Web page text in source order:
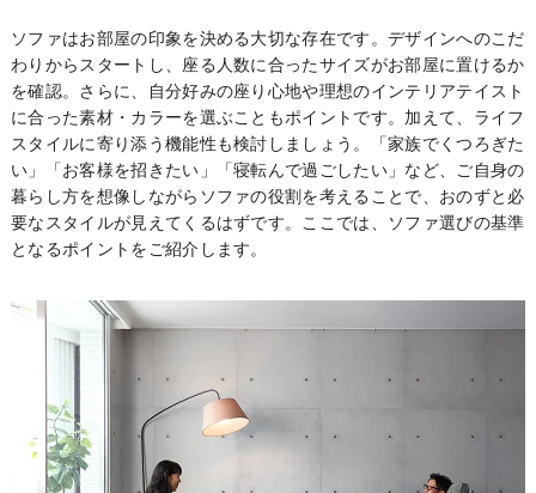
ソファはお部屋の印象を決める大切な存在です。デザインへのこだ
わりからスタートし、座る人数に合ったサイズがお部屋に置けるか
を確認。さらに、自分好みの座り心地や理想のインテリアテイスト
に合った素材・カラーを選ぶこともポイントです。加えて、ライフ
スタイルに寄り添う機能性も検討しましょう。「家族でくつろぎた
い」「お客様を招きたい」「寝転んで過ごしたい」など、ご自身の
暮らし方を想像しながらソファの役割を考えることで、おのずと必
要なスタイルが見えてくるはずです。ここでは、ソファ選びの基準
となるポイントをご紹介します。